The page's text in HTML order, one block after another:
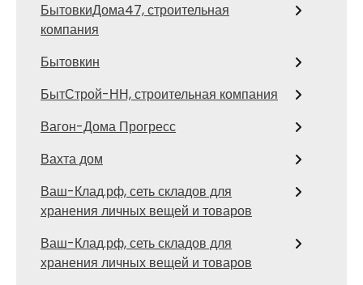
БытовкиДома47, строительная
компания
Бытовкин
БытСтрой-НН, строительная компания
Вагон-Дома Прогресс
Вахта дом
Ваш-Клад.рф, сеть складов для
хранения личных вещей и товаров
Ваш-Клад.рф, сеть складов для
хранения личных вещей и товаров